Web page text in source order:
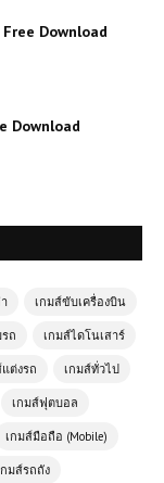
Download
Download
เกมส์ขับเครื่องบิน
ถ เกมส์ไดโนเสาร์
ต่งรถ เกมส์ทั่วไป
เกมส์ฟุตบอล
เกมส์มือถือ (Mobile)
กมส์รถถัง
ก
ก